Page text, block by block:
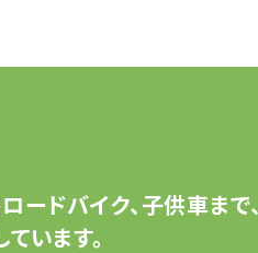
ードバイク、子供車まで、
います。